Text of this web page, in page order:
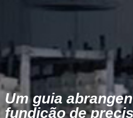
Um guia
fundição de